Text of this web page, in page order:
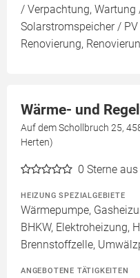
/ Verpachtung, Wartung
Solarstromspeicher /
Renovierung,
Wärme- und
Auf dem Schollbruch 25,
Herten)
0 Sterne
HEIZUNG SPEZIALGEBIETE
Wärmepumpe,
BHKW, Elektroheizung,
Brennstoffzelle,
ANGEBOTENE TÄTIGKEITEN